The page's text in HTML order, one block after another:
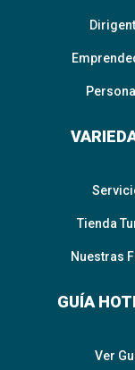
Tienda
Nuestras
GUÍA
Ver